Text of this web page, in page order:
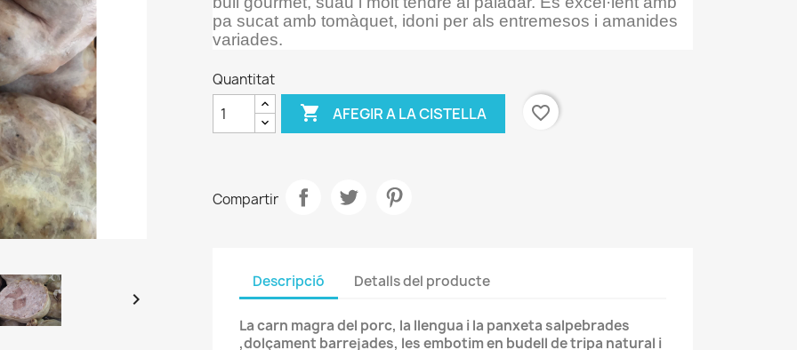

pa sucat amb tomàquet, idoni per als entremesos i amanides
variades.
Quantitat
 AFEGIR A LA CISTELLA favorite_border
Compartir
Descripció Detalls del producte
La carn magra del porc, la llengua i la panxeta salpebrades
,dolçament barrejades, les embotim en budell de tripa natural i